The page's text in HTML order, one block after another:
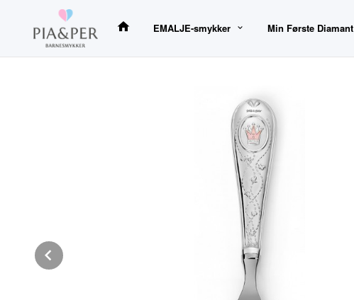
innholdet
EMALJE-smykker Min Første Diamant